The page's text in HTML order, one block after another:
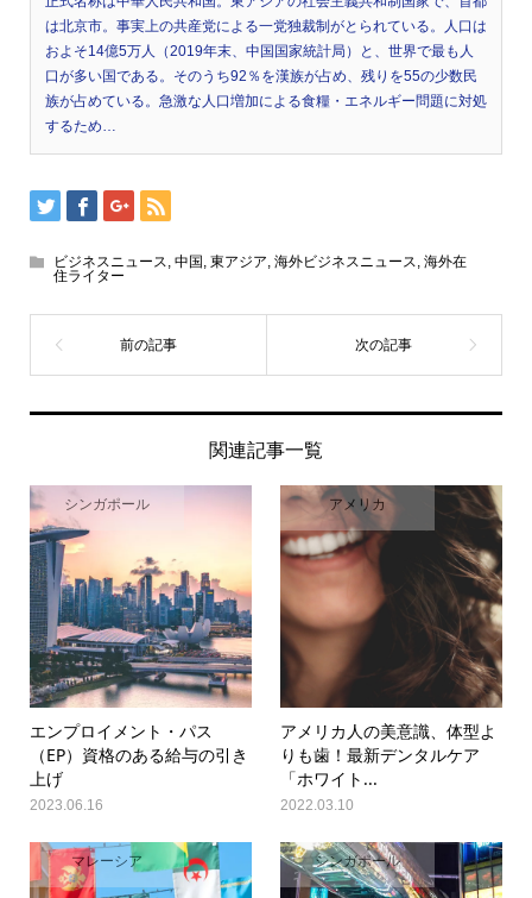
は北京市。事実上の共産党による一党独裁制がとられている。人口は
およそ14億5万人（2019年末、中国国家統計局）と、世界で最も人
口が多い国である。そのうち92％を漢族が占め、残りを55の少数民
族が占めている。急激な人口増加による食糧・エネルギー問題に対処
するため…
ビジネスニュース, 中国, 東アジア, 海外ビジネスニュース, 海外在
住ライター
関連記事一覧
シンガポール
エンプロイメント・パス
（EP）資格のある給与の引き
上げ
2023.06.16
アメリカ
アメリカ人の美意識、体型よ
りも歯！最新デンタルケア
「ホワイト...
2022.03.10
マレーシア シンガポール